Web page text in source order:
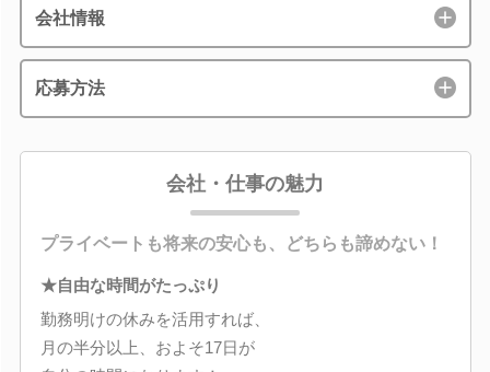
会社情報
応募方法
会社・仕事の魅力
プライベートも将来の安心も、どちらも諦めない！
★自由な時間がたっぷり
勤務明けの休みを活用すれば、
月の半分以上、およそ17日が